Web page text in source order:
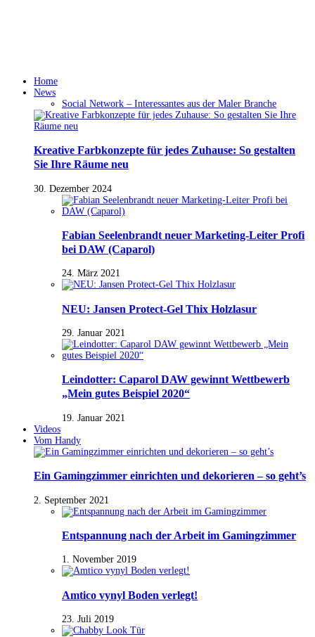
Home
News
Social Network – Interessantes aus der Maler Branche
Kreative Farbkonzepte für jedes Zuhause: So gestalten
Sie Ihre Räume neu
30. Dezember 2024
Fabian Seelenbrandt neuer Marketing-Leiter Profi
bei DAW (Caparol)
24. März 2021
NEU: Jansen Protect-Gel Thix Holzlasur
29. Januar 2021
Leindotter: Caparol DAW gewinnt Wettbewerb
„Mein gutes Beispiel 2020“
19. Januar 2021
Videos
Vom Handy
Ein Gamingzimmer einrichten und dekorieren – so geht’s
2. September 2021
Entspannung nach der Arbeit im Gamingzimmer
1. November 2019
Amtico vynyl Boden verlegt!
23. Juli 2019